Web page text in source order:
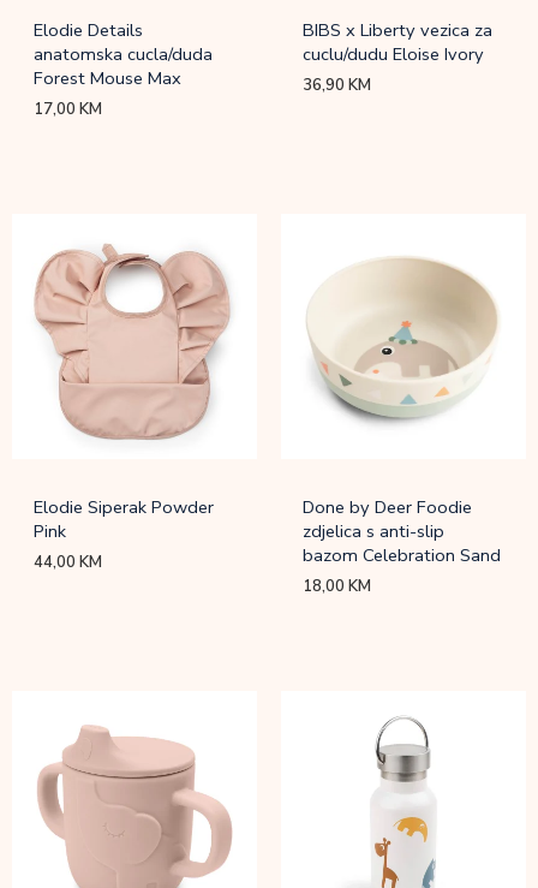
Elodie Details
anatomska cucla/duda
Forest Mouse Max
17,00KM
BIBS x Liberty vezica za
cuclu/dudu Eloise Ivory
36,90KM
Elodie Siperak Powder
Pink
44,00KM
Done by Deer Foodie
zdjelica s anti-slip
bazom Celebration Sand
18,00KM